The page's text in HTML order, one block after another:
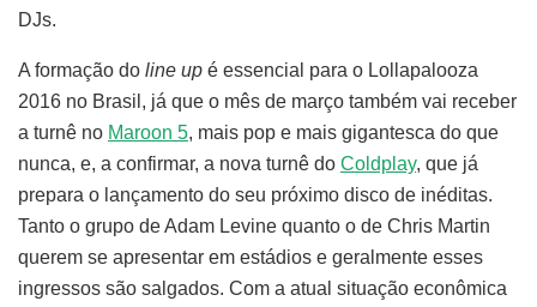
DJs.
A formação do line up é essencial para o Lollapalooza
2016 no Brasil, já que o mês de março também vai receber
a turnê no Maroon 5, mais pop e mais gigantesca do que
nunca, e, a confirmar, a nova turnê do Coldplay, que já
prepara o lançamento do seu próximo disco de inéditas.
Tanto o grupo de Adam Levine quanto o de Chris Martin
querem se apresentar em estádios e geralmente esses
ingressos são salgados. Com a atual situação econômica